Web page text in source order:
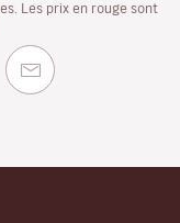
Les prix en rouge sont